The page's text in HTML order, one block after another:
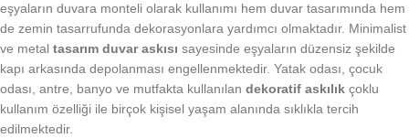
eşyaların duvara monteli olarak kullanımı hem duvar tasarımında hem
de zemin tasarrufunda dekorasyonlara yardımcı olmaktadır. Minimalist
ve metal tasarım duvar askısı sayesinde eşyaların düzensiz şekilde
kapı arkasında depolanması engellenmektedir. Yatak odası, çocuk
odası, antre, banyo ve mutfakta kullanılan dekoratif askılık çoklu
kullanım özelliği ile birçok kişisel yaşam alanında sıklıkla tercih
edilmektedir.